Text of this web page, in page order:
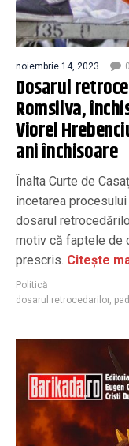
noiembrie 14, 2023
Dosarul
Romsilva,
Viorel
ani închisoare
Înalta Curte de
încetarea
dosarul
motiv că faptele de
prescris. Citește
Politică
dosarul retrocedarilor,